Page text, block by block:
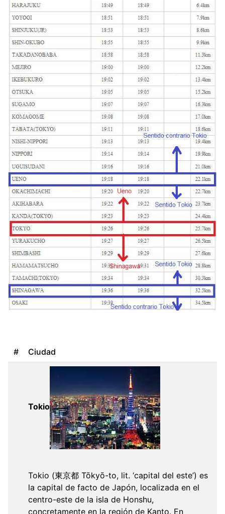
# Ciudad
Tokio
Tokio (東京都 Tōkyō-to, lit. ‘capital del este’) es
la capital de facto de Japón, localizada en el
centro-este de la isla de Honshu,
concretamente en la región de Kanto. En